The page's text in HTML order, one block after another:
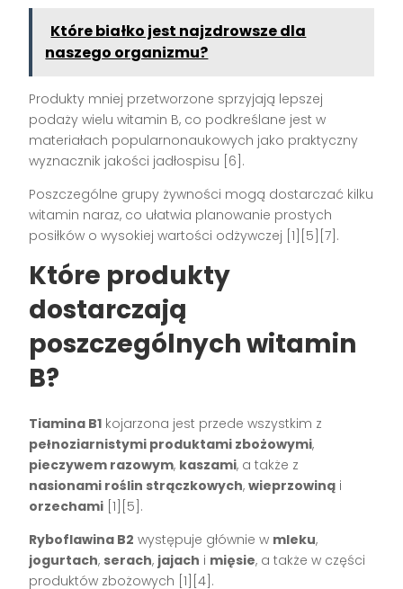
Które białko jest najzdrowsze dla
naszego organizmu?
Produkty mniej przetworzone sprzyjają lepszej
podaży wielu witamin B, co podkreślane jest w
materiałach popularnonaukowych jako praktyczny
wyznacznik jakości jadłospisu [6].
Poszczególne grupy żywności mogą dostarczać kilku
witamin naraz, co ułatwia planowanie prostych
posiłków o wysokiej wartości odżywczej [1][5][7].
Które produkty
dostarczają
poszczególnych witamin
B?
Tiamina B1 kojarzona jest przede wszystkim z
pełnoziarnistymi produktami zbożowymi,
pieczywem razowym, kaszami, a także z
nasionami roślin strączkowych,wieprzowiną i
orzechami [1][5].
Ryboflawina B2 występuje głównie w mleku,
jogurtach, serach, jajach i mięsie, a także w części
produktów zbożowych [1][4].